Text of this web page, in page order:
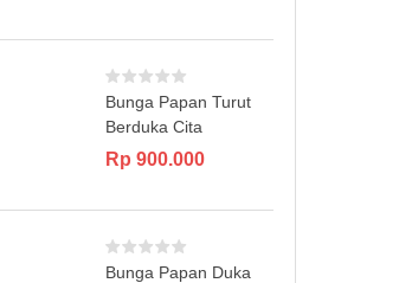
Bunga Papan Turut
Berduka Cita
Rp 900.000
Bunga Papan Duka